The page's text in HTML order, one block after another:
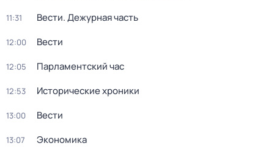
11:31 Вести. Дежурная часть
12:00 Вести
12:05 Парламентский час
12:53 Исторические хроники
13:00 Вести
13:07 Экономика